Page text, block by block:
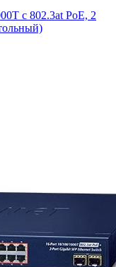
с 802.3at PoE, 2